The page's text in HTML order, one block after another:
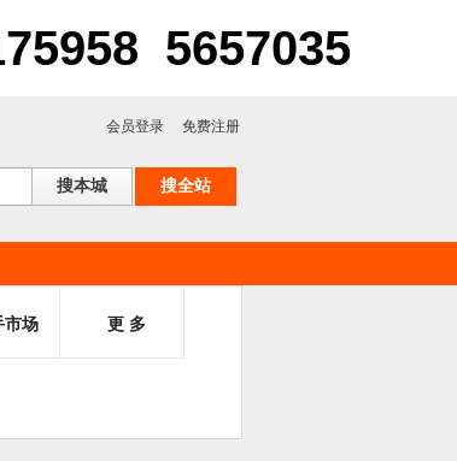
5657035
会员登录 免费注册
市场 更 多